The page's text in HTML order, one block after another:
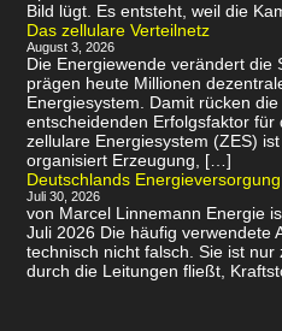
Bild lügt. Es entsteht, weil die
Das zellulare Verteilnetz
August 3, 2026
Die Energiewende verändert
prägen heute Millionen
Energiesystem. Damit rücken
entscheidenden Erfolgsfaktor
zellulare Energiesystem (ZES)
organisiert Erzeugung, […]
Deutschlands
Juli 30, 2026
von Marcel Linnemann Energie
Juli 2026 Die häufig verwendete
technisch nicht falsch. Sie ist
durch die Leitungen fließt,